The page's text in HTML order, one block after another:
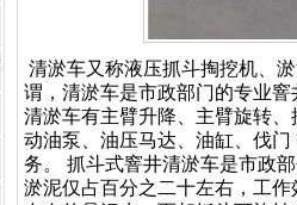
清淤车又称液压抓斗掏挖机、
谓，清淤车是市政部门的专业
清淤车有主臂升降、主臂旋转
动油泵、油压马达、油缸、伐
务。 抓斗式窨井清淤车是市政
淤泥仅占百分之二十左右，工